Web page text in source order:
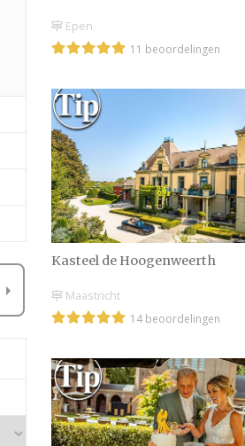
Epen
11 beoordelingen
Kasteel de Hoogenweerth
Maastricht
14 beoordelingen